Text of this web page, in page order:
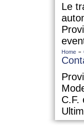
Le
Home
C.F.